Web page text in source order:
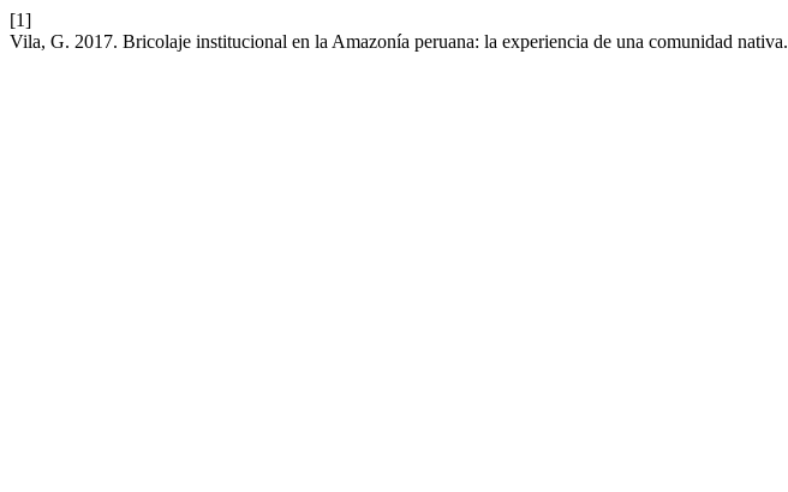
[1]
Vila, G. 2017. Bricolaje institucional en la Amazonía peruana: la experiencia de una comunidad nativa.